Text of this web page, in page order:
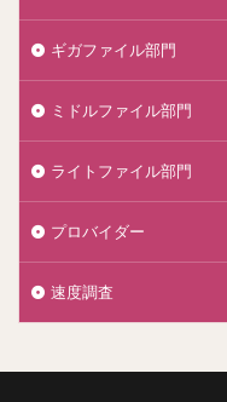
ギガファイル部門
ミドルファイル部門
ライトファイル部門
プロバイダー
速度調査